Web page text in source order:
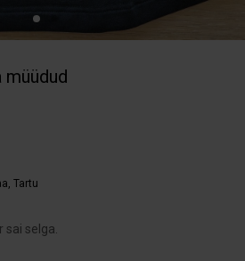
, Tartu
sai selga.